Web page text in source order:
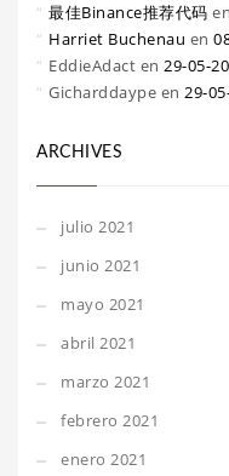
最佳Binance推荐代码 en
Harriet Buchenau en
EddieAdact en 29-05-
Gicharddaype en 29-
ARCHIVES
julio 2021
junio 2021
mayo 2021
abril 2021
marzo 2021
febrero 2021
enero 2021